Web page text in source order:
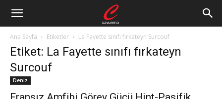
Ana Sayfa Etiketler La Fayette sınıfı fırkateyn Surcouf
Etiket: La Fayette sınıfı fırkateyn
Surcouf
Deniz